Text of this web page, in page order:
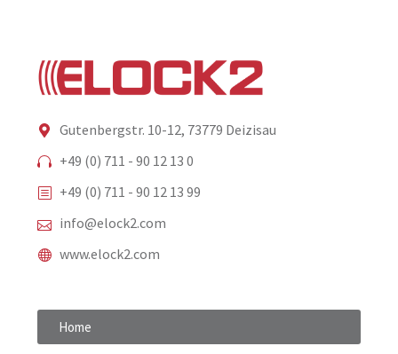
Gutenbergstr. 10-12, 73779 Deizisau
+49 (0) 711 - 90 12 13 0
+49 (0) 711 - 90 12 13 99
info@elock2.com
www.elock2.com
Home